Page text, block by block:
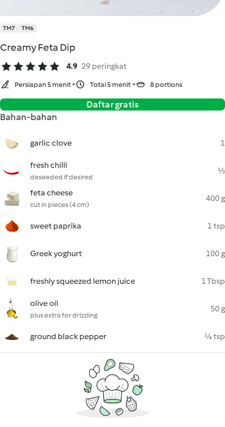
TM7 TM6
Creamy Feta Dip
4.9 29 peringkat
Persiapan 5 menit Total 5 menit 8 portions
Daftar gratis
Bahan-bahan
garlic clove 1
fresh chilli
deseeded if desired
½
feta cheese
cut in pieces (4 cm)
400 g
sweet paprika 1 tsp
Greek yoghurt 100 g
freshly squeezed lemon juice 1 Tbsp
olive oil
plus extra for drizzling
50 g
ground black pepper ¼ tsp